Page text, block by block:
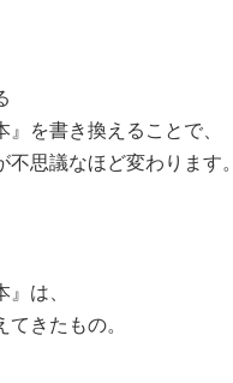
』を書き換えることで、
不思議なほど変わります。
』は、
きたもの。